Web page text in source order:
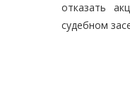
отказать
судебном